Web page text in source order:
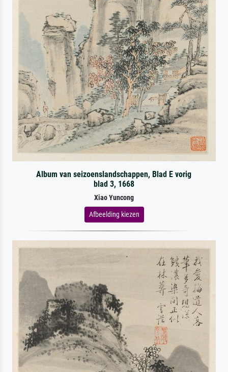
Album van seizoenslandschappen, Blad E vorig
blad 3, 1668
Xiao Yuncong
Afbeelding kiezen